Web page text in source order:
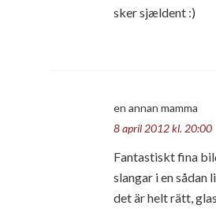
sker sjældent :)
en annan mamma
8 april 2012 kl. 20:00
Fantastiskt fina
slangar i en sådan
det är helt rätt,